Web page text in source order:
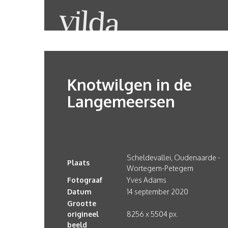
Knotwilgen in de
Langemeersen
Plaats
Scheldevallei, Oudenaarde -
Wortegem-Petegem
Fotograaf
Yves Adams
Datum
14 september 2020
Grootte
origineel
beeld
8256 x 5504 px.